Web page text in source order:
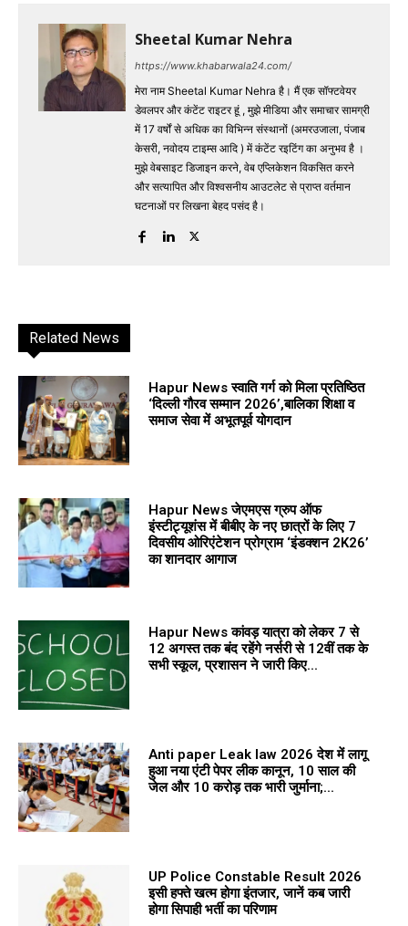
Sheetal Kumar Nehra
https://www.khabarwala24.com/
मेरा नाम Sheetal Kumar Nehra है। मैं एक सॉफ्टवेयर
डेवलपर और कंटेंट राइटर हूं , मुझे मीडिया और समाचार सामग्री
में 17 वर्षों से अधिक का विभिन्न संस्थानों (अमरउजाला, पंजाब
केसरी, नवोदय टाइम्स आदि ) में कंटेंट रइटिंग का अनुभव है ।
मुझे वेबसाइट डिजाइन करने, वेब एप्लिकेशन विकसित करने
और सत्यापित और विश्वसनीय आउटलेट से प्राप्त वर्तमान
घटनाओं पर लिखना बेहद पसंद है।
Related News
Hapur News स्वाति गर्ग को मिला प्रतिष्ठित
‘दिल्ली गौरव सम्मान 2026’,बालिका शिक्षा व
समाज सेवा में अभूतपूर्व योगदान
Hapur News जेएमएस ग्रुप ऑफ
इंस्टीट्यूशंस में बीबीए के नए छात्रों के लिए 7
दिवसीय ओरिएंटेशन प्रोग्राम ‘इंडक्शन 2K26’
का शानदार आगाज
Hapur News कांवड़ यात्रा को लेकर 7 से
12 अगस्त तक बंद रहेंगे नर्सरी से 12वीं तक के
सभी स्कूल, प्रशासन ने जारी किए...
Anti paper Leak law 2026 देश में लागू
हुआ नया एंटी पेपर लीक कानून, 10 साल की
जेल और 10 करोड़ तक भारी जुर्माना;...
UP Police Constable Result 2026
इसी हफ्ते खत्म होगा इंतजार, जानें कब जारी
होगा सिपाही भर्ती का परिणाम